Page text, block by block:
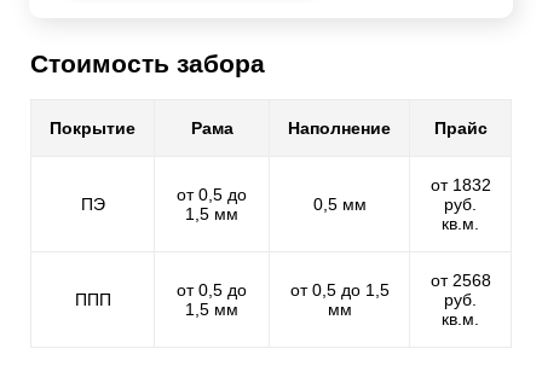
Стоимость забора
Покрытие Рама Наполнение Прайс
ПЭ
от 0,5 до
1,5 мм
0,5 мм
от 1832
руб.
кв.м.
ППП
от 0,5 до
1,5 мм
от 0,5 до 1,5
мм
от 2568
руб.
кв.м.